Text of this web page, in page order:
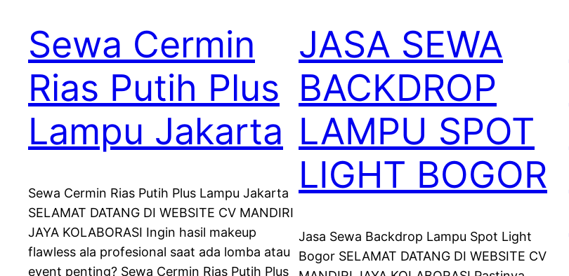
Sewa Cermin
Rias Putih Plus
Lampu Jakarta
Sewa Cermin Rias Putih Plus Lampu Jakarta
SELAMAT DATANG DI WEBSITE CV MANDIRI
JAYA KOLABORASI Ingin hasil makeup
flawless ala profesional saat ada lomba atau
event penting? Sewa Cermin Rias Putih Plus
JASA SEWA
BACKDROP
LAMPU SPOT
LIGHT BOGOR
Jasa Sewa Backdrop Lampu Spot Light
Bogor SELAMAT DATANG DI WEBSITE CV